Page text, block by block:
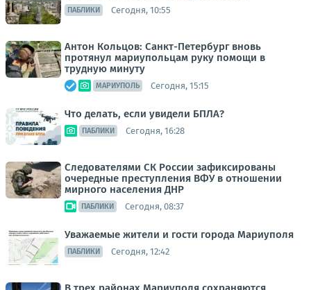
ПАБЛИКИ Сегодня, 10:55
Антон Кольцов: Санкт-Петербург вновь
протянул мариупольцам руку помощи в
трудную минуту
МАРИУПОЛЬ Сегодня, 15:15
Что делать, если увидели БПЛА?
ПАБЛИКИ Сегодня, 16:28
Следователями СК России зафиксированы
очередные преступления ВФУ в отношении
мирного населения ДНР
ПАБЛИКИ Сегодня, 08:37
Уважаемые жители и гости города Мариуполя
ПАБЛИКИ Сегодня, 12:42